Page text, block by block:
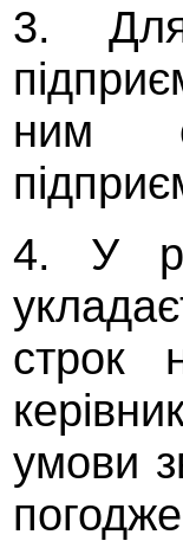
3. Для
ним
4. У
строк
умови